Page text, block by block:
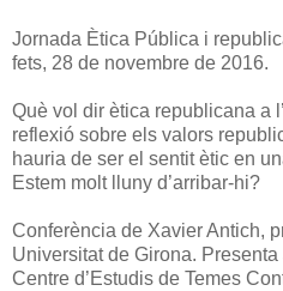
Jornada Ètica Pública i
fets, 28 de novembre de 2016.
Què vol dir ètica republicana a
reflexió sobre els valors
hauria de ser el sentit ètic en
Estem molt lluny d’arribar-hi?
Conferència de Xavier Antich,
Universitat de Girona.
Centre d’Estudis de Temes